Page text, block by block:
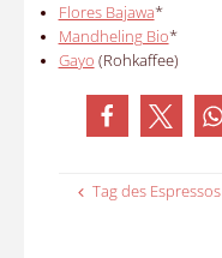
Flores Bajawa*
Mandheling Bio*
Gayo (Rohkaffee)
Tag des Espressos